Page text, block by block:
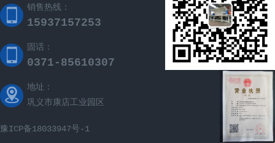
销售热线：
15937157253
固话：
0371-85610307
地址：
巩义市康店工业园区
豫ICP备18033947号-1